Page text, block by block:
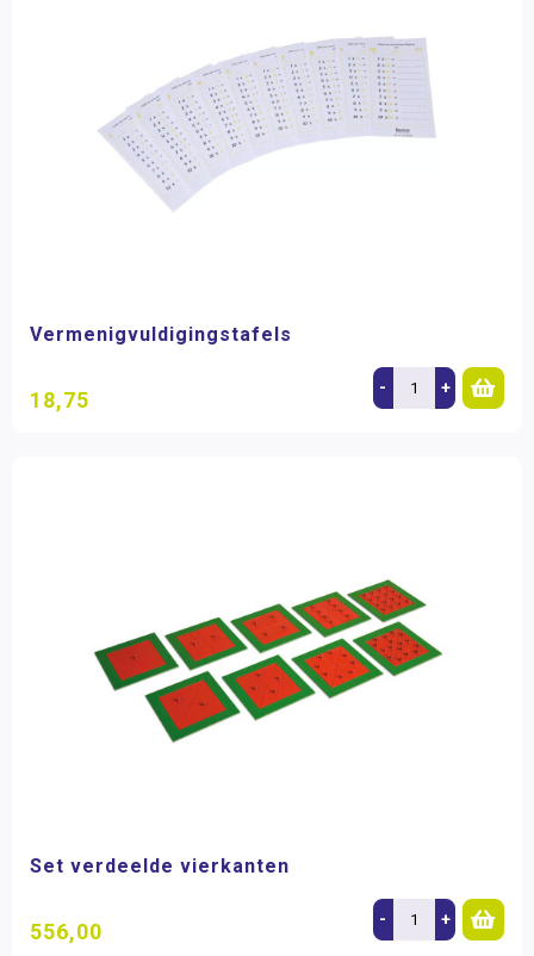
Vermenigvuldigingstafels
18,75 - +
Set verdeelde vierkanten
556,00 - +